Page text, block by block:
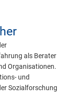
als Berater
Organisationen.
und
Sozialforschung